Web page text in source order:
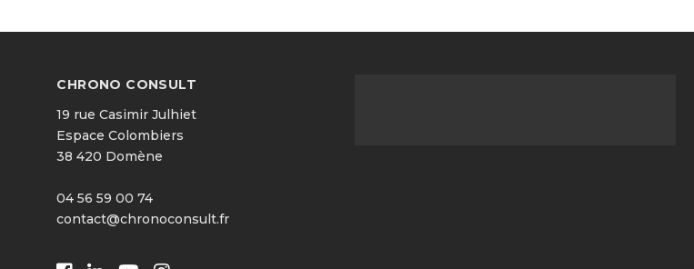
CHRONO CONSULT
19 rue Casimir Julhiet
Espace Colombiers
38 420 Domène
04 56 59 00 74
contact@chronoconsult.fr